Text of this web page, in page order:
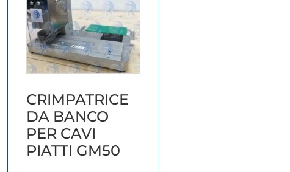
CRIMPATRICE
DA BANCO
PER CAVI
PIATTI GM50